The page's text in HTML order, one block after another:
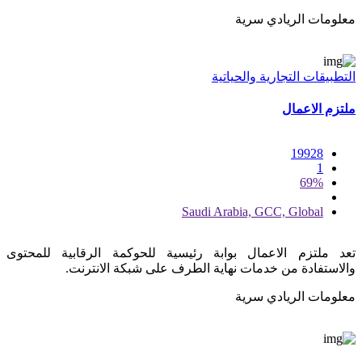
معلومات الريادي سرية
التطبيقات التجارية والحياتية
ملتزم الاعمال
19928
1
69%
Saudi Arabia, GCC, Global
تعد ملتزم الاعمال بوابة رئيسية للحوكمة الرقابية للمحتوى
والاستفادة من خدمات نهاية الطرف على شبكة الانترنت.
معلومات الريادي سرية